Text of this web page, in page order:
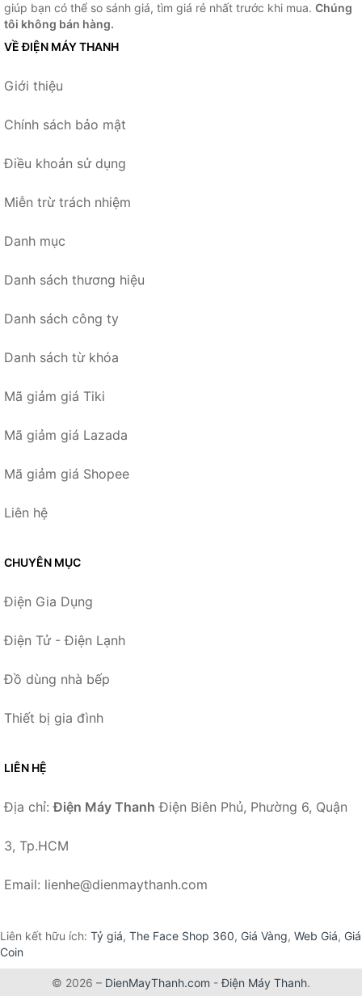
giúp bạn có thể so sánh giá, tìm giá rẻ nhất trước khi mua. Chúng
tôi không bán hàng.
VỀ ĐIỆN MÁY THANH
Giới thiệu
Chính sách bảo mật
Điều khoản sử dụng
Miễn trừ trách nhiệm
Danh mục
Danh sách thương hiệu
Danh sách công ty
Danh sách từ khóa
Mã giảm giá Tiki
Mã giảm giá Lazada
Mã giảm giá Shopee
Liên hệ
CHUYÊN MỤC
Điện Gia Dụng
Điện Tử - Điện Lạnh
Đồ dùng nhà bếp
Thiết bị gia đình
LIÊN HỆ
Địa chỉ:Điện Máy Thanh Điện Biên Phủ, Phường 6, Quận
3, Tp.HCM
Email: lienhe@dienmaythanh.com
Liên kết hữu ích: Tỷ giá, The Face Shop 360, Giá Vàng, Web Giá, Giá
Coin
© 2026 – DienMayThanh.com -Điện Máy Thanh.